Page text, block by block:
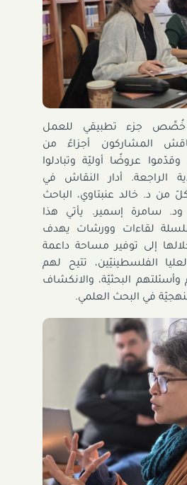
خُصِّص جزء تطبيقي للعمل
المشاركون أجزاءً من
وقدّموا عروضًا أوليّة وتبادلوا
الراجعة. أدار النقاش في
من د. خالد عنبتاوي، الباحث
سامرة إسمير. يأتي هذا
لقاءات وورشات يهدف
إلى توفير مساحة داعمة
الفلسطينيّين، تتيح لهم
البحثيّة، والانكشاف
في البحث العلمي.